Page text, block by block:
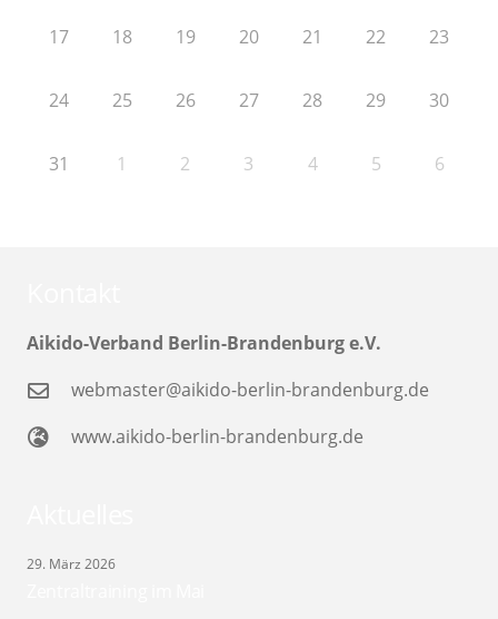
17 18 19 20 21 22 23
24 25 26 27 28 29 30
31 1 2 3 4 5 6
Aikido-Verband Berlin-Brandenburg e.V.
webmaster@aikido-berlin-brandenburg.de
www.aikido-berlin-brandenburg.de
29. März 2026